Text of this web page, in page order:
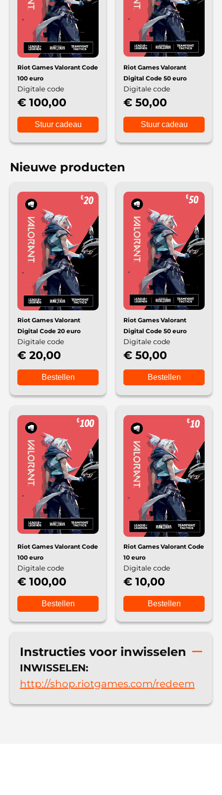
Riot Games Valorant Code
100 euro
Digitale code
€ 100,00
Stuur cadeau
Riot Games Valorant
Digital Code 50 euro
Digitale code
€ 50,00
Stuur cadeau
Nieuwe producten
Riot Games Valorant
Digital Code 20 euro
Digitale code
€ 20,00
Bestellen
Riot Games Valorant
Digital Code 50 euro
Digitale code
€ 50,00
Bestellen
Riot Games Valorant Code
100 euro
Digitale code
€ 100,00
Bestellen
Riot Games Valorant Code
10 euro
Digitale code
€ 10,00
Bestellen
Instructies voor inwisselen
INWISSELEN:
http://shop.riotgames.com/redeem